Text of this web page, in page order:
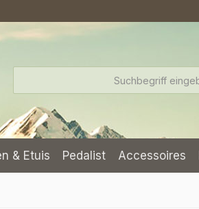
& Etuis Pedalist Accessoires